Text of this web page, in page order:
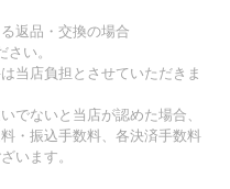
返品・交換の場合
い。
当店負担とさせていただきま
でないと当店が認めた場合、
・振込手数料、各決済手数料
います。